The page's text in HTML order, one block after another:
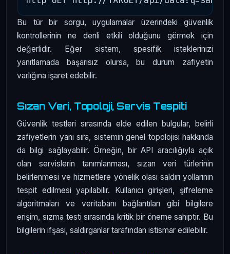
Bu tür bir sorgu, uygulamalar üzerindeki güvenlik
kontrollerinin ne denli etkili olduğunu görmek için
değerlidir. Eğer sistem, spesifik isteklerinizi
yanıtlamada başarısız olursa, bu durum zafiyetin
varlığına işaret edebilir.
Sızan Veri, Topoloji, Servis Tespiti
Güvenlik testleri sırasında elde edilen bulgular, belirli
zafiyetlerin yanı sıra, sistemin genel topolojisi hakkında
da bilgi sağlayabilir. Örneğin, bir API aracılığıyla açık
olan servislerin tanımlanması, sızan veri türlerinin
belirlenmesi ve hizmetlere yönelik olası saldırı yollarının
tespit edilmesi yapılabilir. Kullanıcı girişleri, şifreleme
algoritmaları ve veritabanı bağlantıları gibi bilgilere
erişim, sızma testi sırasında kritik bir öneme sahiptir. Bu
bilgilerin ifşası, saldırganlar tarafından istismar edilebilir.